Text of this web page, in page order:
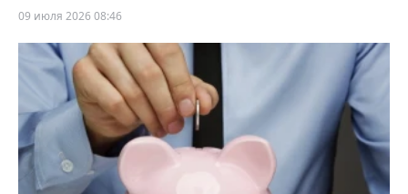
09 июля 2026 08:46